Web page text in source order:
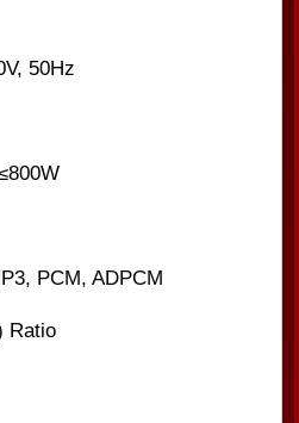
50Hz
PCM, ADPCM